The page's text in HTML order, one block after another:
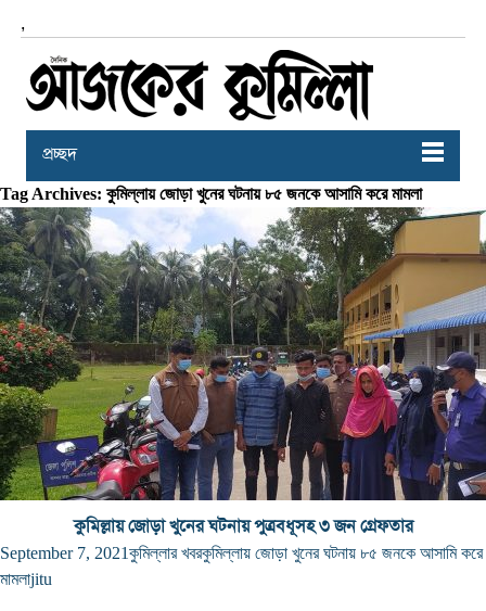
,
প্রচ্ছদ
Tag Archives: কুমিল্লায় জোড়া খুনের ঘটনায় ৮৫ জনকে আসামি করে মামলা
কুমিল্লায় জোড়া খুনের ঘটনায় পুত্রবধূসহ ৩ জন গ্রেফতার
September 7, 2021কুমিল্লার খবরকুমিল্লায় জোড়া খুনের ঘটনায় ৮৫ জনকে আসামি করে
মামলাjitu